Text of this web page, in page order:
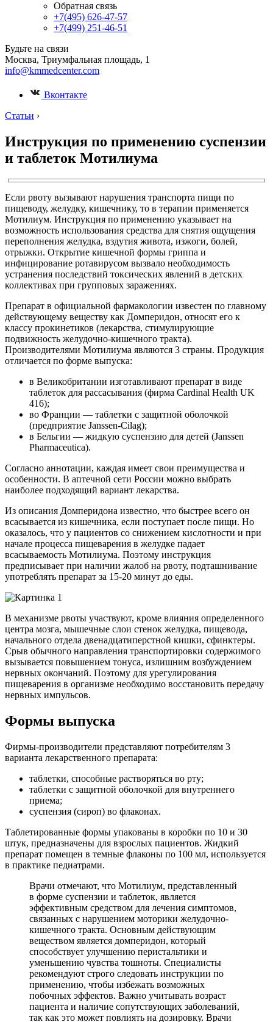
Обратная связь
+7(495) 626-47-57
+7(499) 251-46-51
Будьте на связи
Москва, Триумфальная площадь, 1
info@kmmedcenter.com
Вконтакте
Статьи ›
Инструкция по применению суспензии
и таблеток Мотилиума
Если рвоту вызывают нарушения транспорта пищи по
пищеводу, желудку, кишечнику, то в терапии применяется
Мотилиум. Инструкция по применению указывает на
возможность использования средства для снятия ощущения
переполнения желудка, вздутия живота, изжоги, болей,
отрыжки. Открытие кишечной формы гриппа и
инфицирование ротавирусом вызвало необходимость
устранения последствий токсических явлений в детских
коллективах при групповых заражениях.
Препарат в официальной фармакологии известен по главному
действующему веществу как Домперидон, относят его к
классу прокинетиков (лекарства, стимулирующие
подвижность желудочно-кишечного тракта).
Производителями Мотилиума являются 3 страны. Продукция
отличается по форме выпуска:
в Великобритании изготавливают препарат в виде
таблеток для рассасывания (фирма Cardinal Health UK
416);
во Франции — таблетки с защитной оболочкой
(предприятие Janssen-Cilag);
в Бельгии — жидкую суспензию для детей (Janssen
Pharmaceutica).
Согласно аннотации, каждая имеет свои преимущества и
особенности. В аптечной сети России можно выбрать
наиболее подходящий вариант лекарства.
Из описания Домперидона известно, что быстрее всего он
всасывается из кишечника, если поступает после пищи. Но
оказалось, что у пациентов со снижением кислотности и при
начале процесса пищеварения в желудке падает
всасываемость Мотилиума. Поэтому инструкция
предписывает при наличии жалоб на рвоту, подташнивание
употреблять препарат за 15-20 минут до еды.
В механизме рвоты участвуют, кроме влияния определенного
центра мозга, мышечные слои стенок желудка, пищевода,
начального отдела двенадцатиперстной кишки, сфинктеры.
Срыв обычного направления транспортировки содержимого
вызывается повышением тонуса, излишним возбуждением
нервных окончаний. Поэтому для урегулирования
пищеварения в организме необходимо восстановить передачу
нервных импульсов.
Формы выпуска
Фирмы-производители представляют потребителям 3
варианта лекарственного препарата:
таблетки, способные растворяться во рту;
таблетки с защитной оболочкой для внутреннего
приема;
суспензия (сироп) во флаконах.
Таблетированные формы упакованы в коробки по 10 и 30
штук, предназначены для взрослых пациентов. Жидкий
препарат помещен в темные флаконы по 100 мл, используется
в практике педиатрами.
Врачи отмечают, что Мотилиум, представленный
в форме суспензии и таблеток, является
эффективным средством для лечения симптомов,
связанных с нарушением моторики желудочно-
кишечного тракта. Основным действующим
веществом является домперидон, который
способствует улучшению перистальтики и
уменьшению чувства тошноты. Специалисты
рекомендуют строго следовать инструкции по
применению, чтобы избежать возможных
побочных эффектов. Важно учитывать возраст
пациента и наличие сопутствующих заболеваний,
так как это может повлиять на дозировку. Врачи